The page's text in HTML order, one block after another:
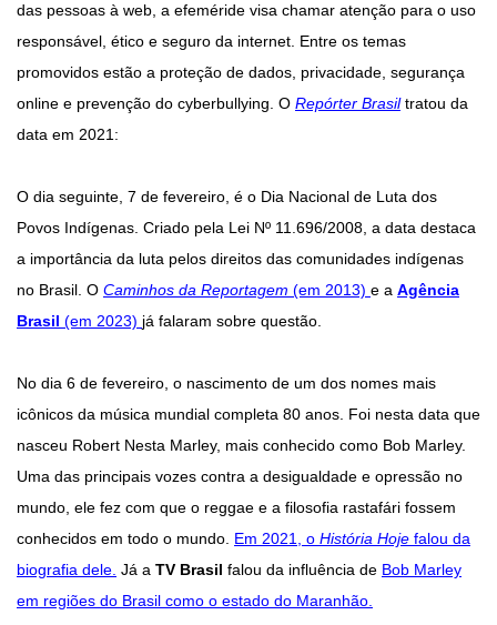
das pessoas à web, a efeméride visa chamar atenção para o uso
responsável, ético e seguro da internet. Entre os temas
promovidos estão a proteção de dados, privacidade, segurança
online e prevenção do cyberbullying. O Repórter Brasiltratou da
data em 2021:
O dia seguinte, 7 de fevereiro, é o Dia Nacional de Luta dos
Povos Indígenas. Criado pela Lei Nº 11.696/2008, a data destaca
a importância da luta pelos direitos das comunidades indígenas
no Brasil. O Caminhos da Reportagem (em 2013) e a Agência
Brasil (em 2023) já falaram sobre questão.
No dia 6 de fevereiro, o nascimento de um dos nomes mais
icônicos da música mundial completa 80 anos. Foi nesta data que
nasceu Robert Nesta Marley, mais conhecido como Bob Marley.
Uma das principais vozes contra a desigualdade e opressão no
mundo, ele fez com que o reggae e a filosofia rastafári fossem
conhecidos em todo o mundo. Em 2021, o História Hoje falou da
biografia dele. Já a TV Brasil falou da influência de Bob Marley
em regiões do Brasil como o estado do Maranhão.